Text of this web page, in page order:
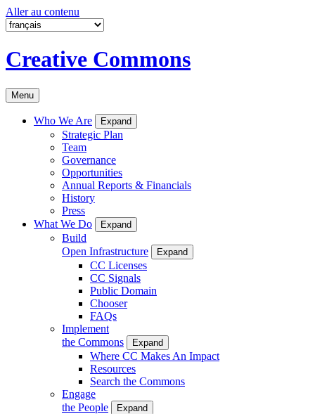
Aller au contenu
Creative Commons
Menu
Who We Are Expand
Strategic Plan
Team
Governance
Opportunities
Annual Reports & Financials
History
Press
What We Do
Expand
Build
Open Infrastructure
Expand
CC Licenses
CC Signals
Public Domain
Chooser
FAQs
Implement
the Commons
Expand
Where CC Makes An Impact
Resources
Search the Commons
Engage
the People
Expand